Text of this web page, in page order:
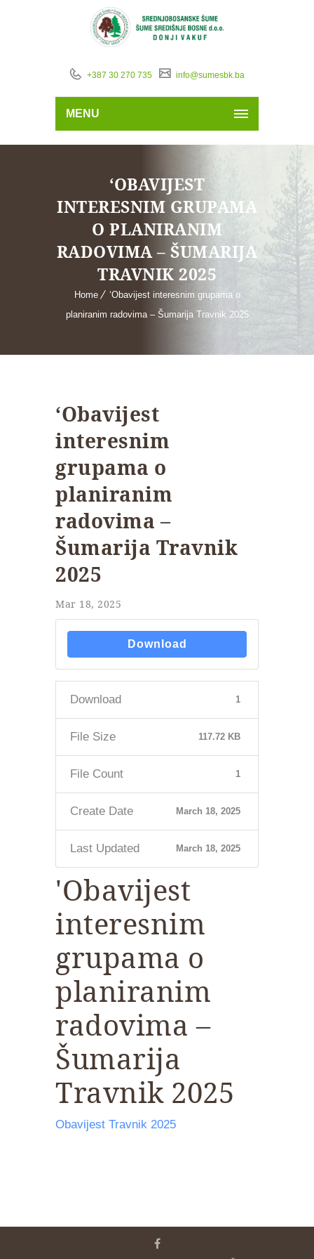
+387 30 270 735 info@sumesbk.ba
MENU
‘OBAVIJEST
INTERESNIM GRUPAMA
O PLANIRANIM
RADOVIMA – ŠUMARIJA
TRAVNIK 2025
Home
‘Obavijest interesnim grupama o
planiranim radovima – Šumarija Travnik 2025
‘Obavijest
interesnim
grupama o
planiranim
radovima –
Šumarija Travnik
2025
Mar 18, 2025
Download
Download 1
File Size 117.72 KB
File Count 1
Create Date March 18, 2025
Last Updated March 18, 2025
'Obavijest
interesnim
grupama o
planiranim
radovima –
Šumarija
Travnik 2025
Obavijest Travnik 2025